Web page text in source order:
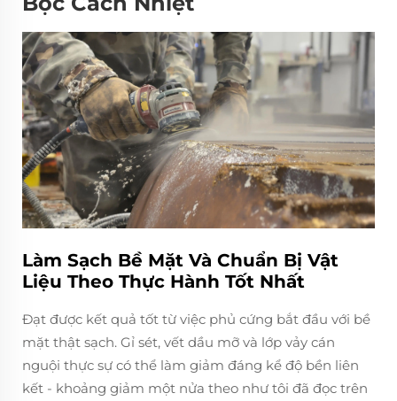
Làm Sạch Bề Mặt Và Chuẩn Bị Vật
Liệu Theo Thực Hành Tốt Nhất
Đạt được kết quả tốt từ việc phủ cứng bắt đầu với bề
mặt thật sạch. Gỉ sét, vết dầu mỡ và lớp vảy cán
nguội thực sự có thể làm giảm đáng kể độ bền liên
kết - khoảng giảm một nửa theo như tôi đã đọc trên